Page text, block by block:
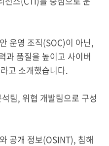
운영 조직(SOC)이 아닌,
과 품질을 높이고 사이버
고 소개했습니다.
팀, 위협 개발팀으로 구성
공개 정보(OSINT), 침해